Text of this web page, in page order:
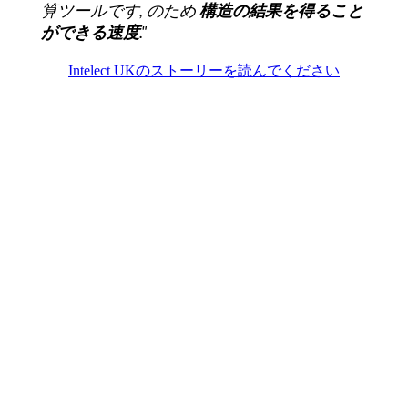
算ツールです, のため 構造の結果を得ること
ができる速度."
Intelect UKのストーリーを読んでください